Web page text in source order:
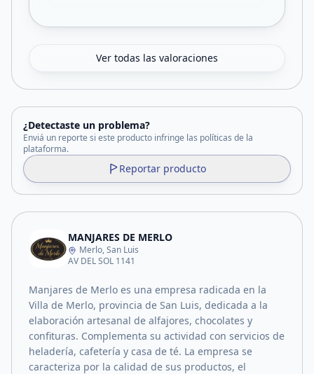
Ver todas las valoraciones
¿Detectaste un problema?
Enviá un reporte si este producto infringe las políticas de la
plataforma.
Reportar producto
MANJARES DE MERLO
Merlo, San Luis
AV DEL SOL 1141
Manjares de Merlo es una empresa radicada en la
Villa de Merlo, provincia de San Luis, dedicada a la
elaboración artesanal de alfajores, chocolates y
confituras. Complementa su actividad con servicios de
heladería, cafetería y casa de té. La empresa se
caracteriza por la calidad de sus productos, el